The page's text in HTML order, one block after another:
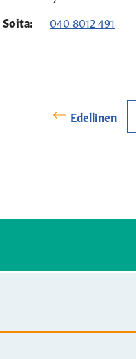
Soita:
040 8012 491
Edellinen